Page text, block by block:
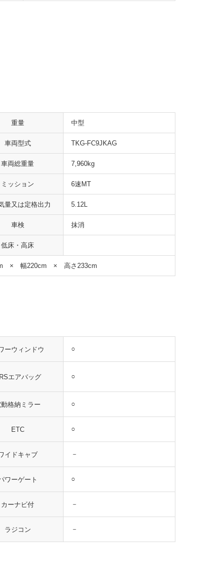
重量 中型
車両型式 TKG-FC9JKAG
車両総重量 7,960kg
ミッション 6速MT
量又は定格出力 5.12L
車検 抹消
低床・高床
× 幅220cm × 高さ233cm
ーウィンドウ ○
エアバッグ ○
動格納ミラー ○
ETC ○
イドキャブ －
ワーゲート ○
カーナビ付 －
ラジコン －